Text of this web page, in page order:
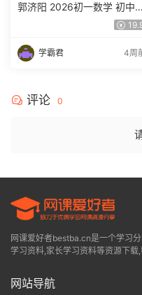
郭济阳 2026初一数学 初中数
学春上 数理思维自主学习
学霸君 4周
评论 0
网课爱好者bestba.cn是一个学习
学习资料,家长学习资料等资源下
网站导航